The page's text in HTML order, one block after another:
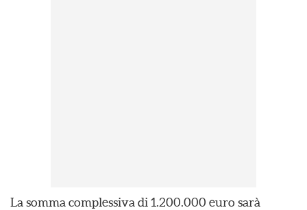
La somma complessiva di 1.200.000 euro sarà